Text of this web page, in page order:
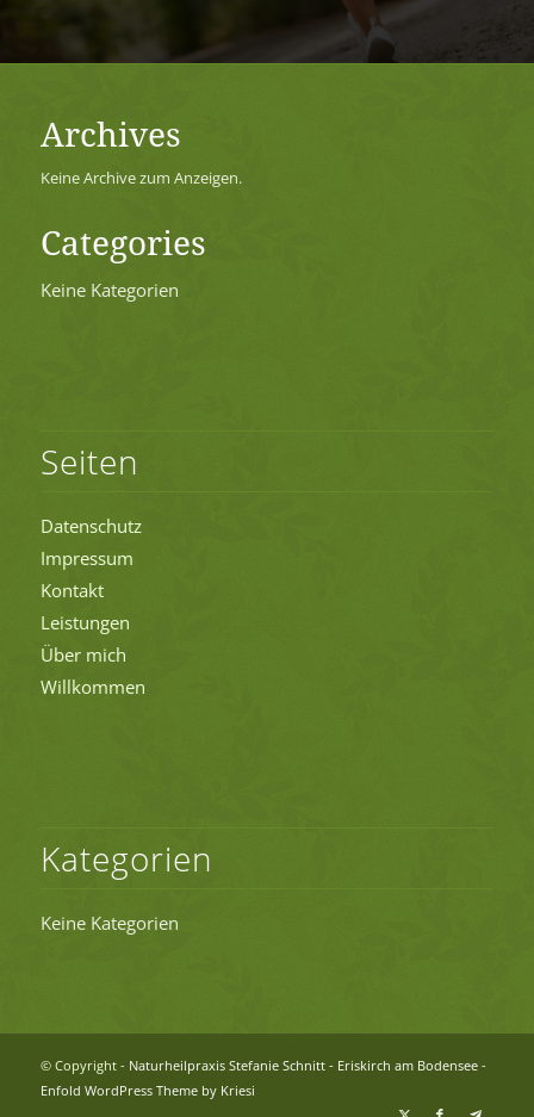
Archives
Keine Archive zum Anzeigen.
Categories
Keine Kategorien
Seiten
Datenschutz
Impressum
Kontakt
Leistungen
Über mich
Willkommen
Kategorien
Keine Kategorien
© Copyright - Naturheilpraxis Stefanie Schnitt - Eriskirch am Bodensee-
Enfold WordPress Theme by Kriesi